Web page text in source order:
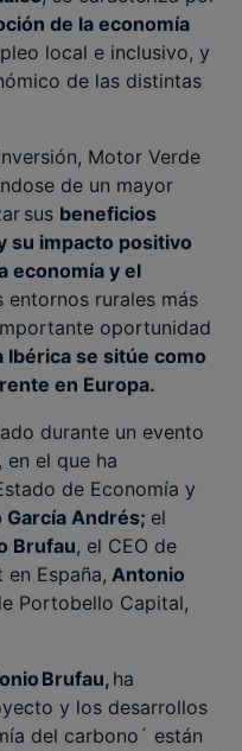
de la economía
local e inclusivo, y
de las distintas
Motor Verde
de un mayor
sus beneficios
su impacto positivo
economía y el
entornos rurales más
oportunidad
Ibérica se sitúe como
en Europa.
durante un evento
en el que ha
de Economía y
García Andrés; el
Brufau, el CEO de
en España, Antonio
Portobello Capital,
Brufau, ha
y los desarrollos
del carbono´ están